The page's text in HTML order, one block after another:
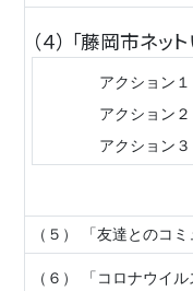
（４） 「藤岡市ネ
アクション１ 相
アクション２ 送
アクション３ 大
（５） 「友達とのコ
（６） 「コロナウイ